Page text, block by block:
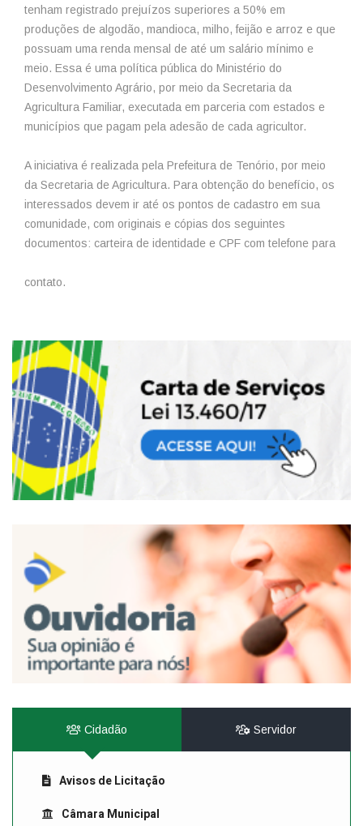
tenham registrado prejuízos superiores a 50% em
produções de algodão, mandioca, milho, feijão e arroz e que
possuam uma renda mensal de até um salário mínimo e
meio. Essa é uma política pública do Ministério do
Desenvolvimento Agrário, por meio da Secretaria da
Agricultura Familiar, executada em parceria com estados e
municípios que pagam pela adesão de cada agricultor.
A iniciativa é realizada pela Prefeitura de Tenório, por meio
da Secretaria de Agricultura. Para obtenção do benefício, os
interessados devem ir até os pontos de cadastro em sua
comunidade, com originais e cópias dos seguintes
documentos: carteira de identidade e CPF com telefone para
contato.
Cidadão Servidor
Avisos de Licitação
Câmara Municipal